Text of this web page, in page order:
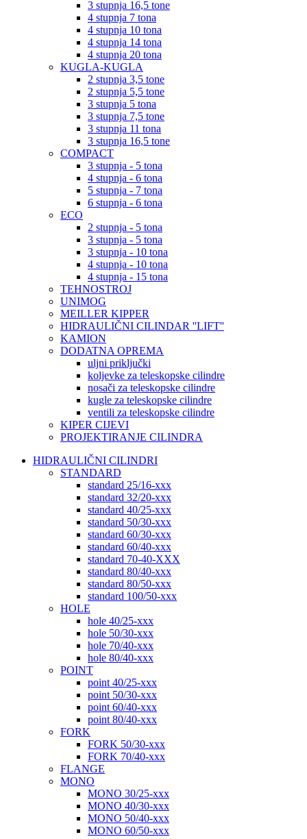
3 stupnja 16,5 tone
4 stupnja 7 tona
4 stupnja 10 tona
4 stupnja 14 tona
4 stupnja 20 tona
KUGLA-KUGLA
2 stupnja 3,5 tone
2 stupnja 5,5 tone
3 stupnja 5 tona
3 stupnja 7,5 tone
3 stupnja 11 tona
3 stupnja 16,5 tone
COMPACT
3 stupnja - 5 tona
4 stupnja - 6 tona
5 stupnja - 7 tona
6 stupnja - 6 tona
ECO
2 stupnja - 5 tona
3 stupnja - 5 tona
3 stupnja - 10 tona
4 stupnja - 10 tona
4 stupnja - 15 tona
TEHNOSTROJ
UNIMOG
MEILLER KIPPER
HIDRAULIČNI CILINDAR ''LIFT''
KAMION
DODATNA OPREMA
uljni priključki
koljevke za teleskopske cilindre
nosači za teleskopske cilindre
kugle za teleskopske cilindre
ventili za teleskopske cilindre
KIPER CIJEVI
PROJEKTIRANJE CILINDRA
HIDRAULIČNI CILINDRI
STANDARD
standard 25/16-xxx
standard 32/20-xxx
standard 40/25-xxx
standard 50/30-xxx
standard 60/30-xxx
standard 60/40-xxx
standard 70-40-XXX
standard 80/40-xxx
standard 80/50-xxx
standard 100/50-xxx
HOLE
hole 40/25-xxx
hole 50/30-xxx
hole 70/40-xxx
hole 80/40-xxx
POINT
point 40/25-xxx
point 50/30-xxx
point 60/40-xxx
point 80/40-xxx
FORK
FORK 50/30-xxx
FORK 70/40-xxx
FLANGE
MONO
MONO 30/25-xxx
MONO 40/30-xxx
MONO 50/40-xxx
MONO 60/50-xxx